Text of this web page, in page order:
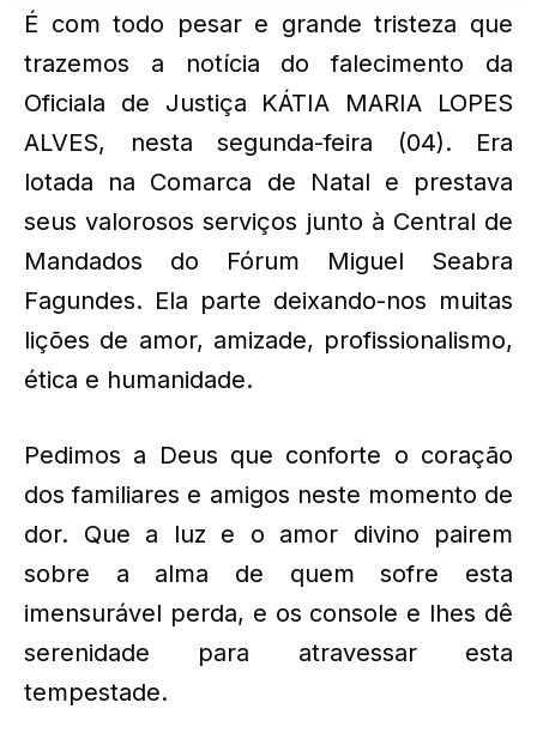
É com todo pesar e grande tristeza que
trazemos a notícia do falecimento da
Oficiala de Justiça KÁTIA MARIA LOPES
ALVES, nesta segunda-feira (04). Era
lotada na Comarca de Natal e prestava
seus valorosos serviços junto à Central de
Mandados do Fórum Miguel Seabra
Fagundes. Ela parte deixando-nos muitas
lições de amor, amizade, profissionalismo,
ética e humanidade.
Pedimos a Deus que conforte o coração
dos familiares e amigos neste momento de
dor. Que a luz e o amor divino pairem
sobre a alma de quem sofre esta
imensurável perda, e os console e lhes dê
serenidade para atravessar esta
tempestade.